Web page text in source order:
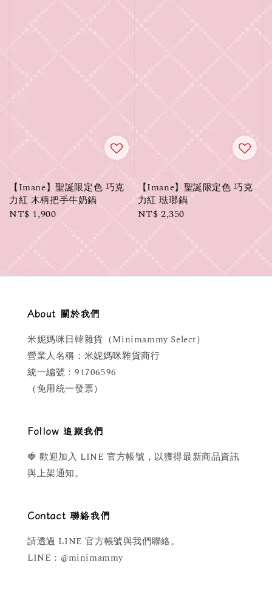
【Imane】聖誕限定色 巧克
力紅 木柄把手牛奶鍋
Regular
NT$ 1,900
【Imane】聖誕限定色 巧克
力紅 琺瑯鍋
Regular
NT$ 2,350
About 關於我們
米妮媽咪日韓雜貨（Minimammy Select）
營業人名稱：米妮媽咪雜貨商行
統一編號：91706596
（免用統一發票）
Follow 追蹤我們
🍓 歡迎加入 LINE 官方帳號，以獲得最新商品資訊
與上架通知。
Contact 聯絡我們
請透過 LINE 官方帳號與我們聯絡。
LINE：@minimammy